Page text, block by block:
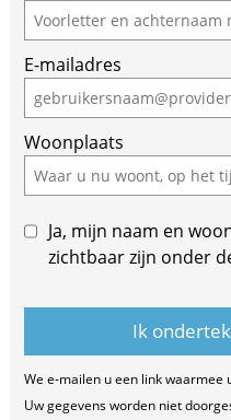
E-mailadres
Woonplaats
Ja, mijn naam en
zichtbaar zijn onder
We e-mailen u een link waarmee
Uw gegevens worden niet